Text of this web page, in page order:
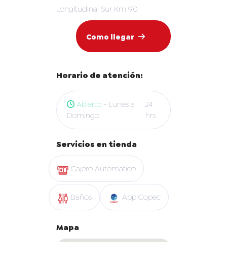
Longitudinal Sur Km 90
Como llegar
Horario de atención:
Abierto - Lunes a
Domingo
24
hrs
Servicios en tienda
Cajero Automatico
Baños App Copec
Mapa